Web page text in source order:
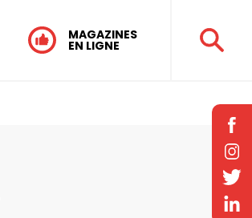
MAGAZINES
EN LIGNE